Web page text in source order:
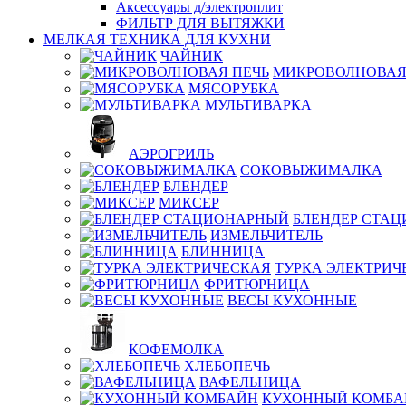
Аксессуары д/электроплит
ФИЛЬТР ДЛЯ ВЫТЯЖКИ
МЕЛКАЯ ТЕХНИКА ДЛЯ КУХНИ
ЧАЙНИК
МЯСОРУБКА
МУЛЬТИВАРКА
АЭРОГРИЛЬ
СОКОВЫЖИМАЛКА
БЛЕНДЕР
МИКСЕР
БЛЕНДЕР
ИЗМЕЛЬЧИТЕЛЬ
БЛИННИЦА
ТУРКА
ФРИТЮРНИЦА
ВЕСЫ КУХОННЫЕ
КОФЕМОЛКА
ХЛЕБОПЕЧЬ
ВАФЕЛЬНИЦА
КУХОННЫЙ